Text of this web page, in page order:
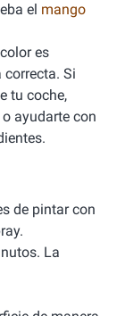
el mango
es
Si
tu coche,
o ayudarte con
de pintar con
La